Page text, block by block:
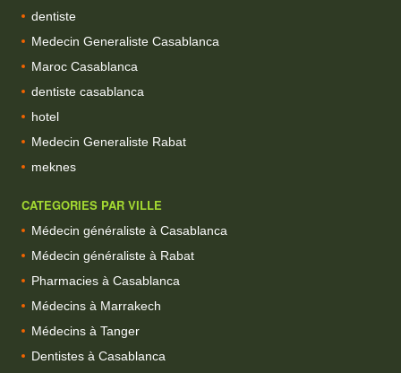
dentiste
Medecin Generaliste Casablanca
Maroc Casablanca
dentiste casablanca
hotel
Medecin Generaliste Rabat
meknes
CATEGORIES PAR VILLE
Médecin généraliste à Casablanca
Médecin généraliste à Rabat
Pharmacies à Casablanca
Médecins à Marrakech
Médecins à Tanger
Dentistes à Casablanca